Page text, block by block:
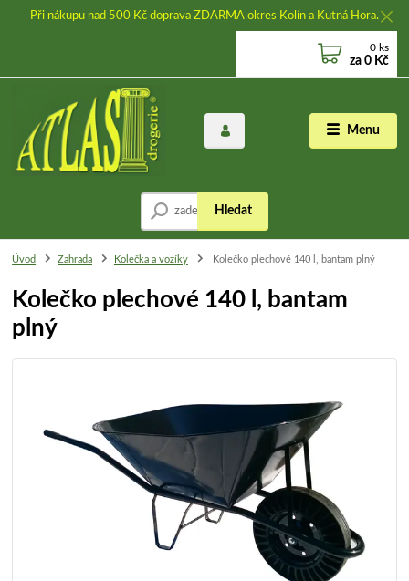
Při nákupu nad 500 Kč doprava ZDARMA okres Kolín a Kutná Hora.
Menu
Hledat
0 ks
za 0 Kč
Úvod Zahrada Kolečka a vozíky Kolečko plechové 140 l, bantam plný
Kolečko plechové 140 l, bantam
plný